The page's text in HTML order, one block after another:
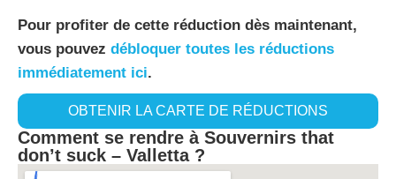
Pour profiter de cette réduction dès maintenant,
vous pouvez débloquer toutes les réductions
immédiatement ici.
OBTENIR LA CARTE DE RÉDUCTIONS
Comment se rendre à Souvernirs that
don’t suck – Valletta ?